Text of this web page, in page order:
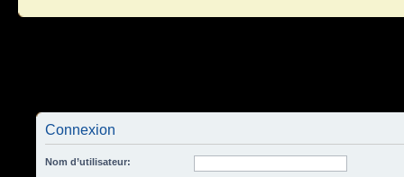
Connexion
Nom d’utilisateur: